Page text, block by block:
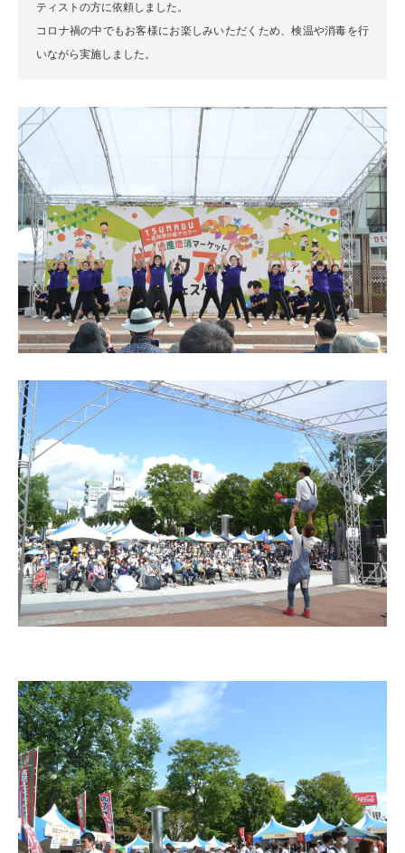
ティストの方に依頼しました。
コロナ禍の中でもお客様にお楽しみいただくため、検温や消毒を行
いながら実施しました。